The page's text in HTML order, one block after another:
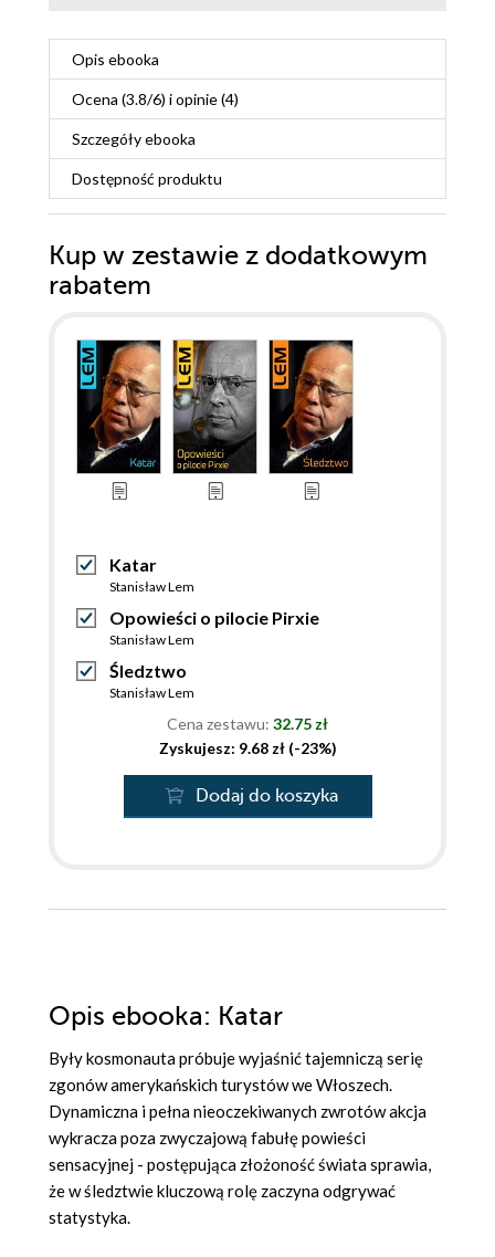
Opis ebooka
Ocena (3.8/6) i opinie (4)
Szczegółyebooka
Dostępność produktu
Kup w zestawie z dodatkowym
rabatem
Katar
Stanisław Lem
Opowieści o pilocie Pirxie
Stanisław Lem
Śledztwo
Stanisław Lem
Cena zestawu: 32.75 zł
Zyskujesz: 9.68 zł (-23%)
Dodaj do koszyka
Opis ebooka: Katar
Były kosmonauta próbuje wyjaśnić tajemniczą serię
zgonów amerykańskich turystów we Włoszech.
Dynamiczna i pełna nieoczekiwanych zwrotów akcja
wykracza poza zwyczajową fabułę powieści
sensacyjnej - postępująca złożoność świata sprawia,
że w śledztwie kluczową rolę zaczyna odgrywać
statystyka.